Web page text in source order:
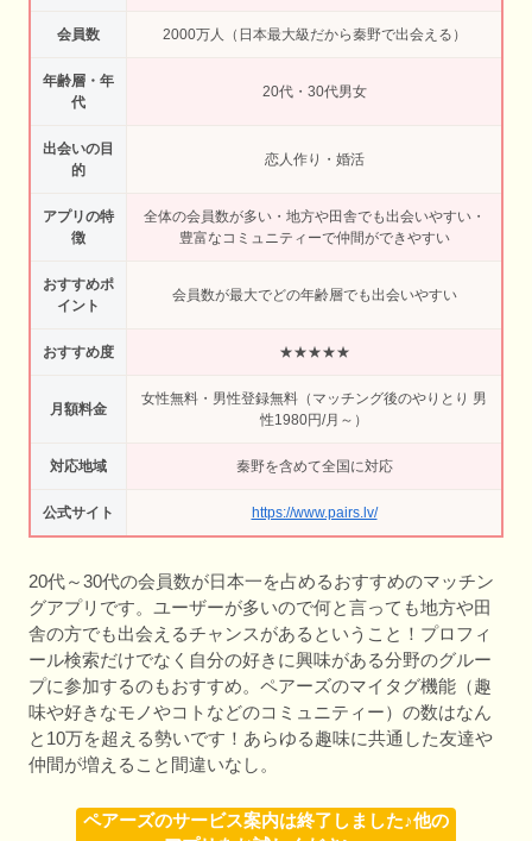
会員数 2000万人（日本最大級だから秦野で出会える）
年齢層・年
代
20代・30代男女
出会いの目
的
恋人作り・婚活
アプリの特
徴
全体の会員数が多い・地方や田舎でも出会いやすい・
豊富なコミュニティーで仲間ができやすい
おすすめポ
イント
会員数が最大でどの年齢層でも出会いやすい
おすすめ度 ★★★★★
月額料金
女性無料・男性登録無料（マッチング後のやりとり 男
性1980円/月～）
対応地域 秦野を含めて全国に対応
公式サイト https://www.pairs.lv/
20代～30代の会員数が日本一を占めるおすすめのマッチン
グアプリです。ユーザーが多いので何と言っても地方や田
舎の方でも出会えるチャンスがあるということ！プロフィ
ール検索だけでなく自分の好きに興味がある分野のグルー
プに参加するのもおすすめ。ペアーズのマイタグ機能（趣
味や好きなモノやコトなどのコミュニティー）の数はなん
と10万を超える勢いです！あらゆる趣味に共通した友達や
仲間が増えること間違いなし。
ペアーズのサービス案内は終了しました♪他の